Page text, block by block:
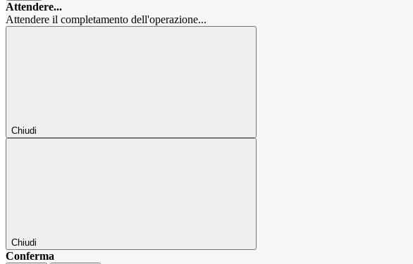
Attendere...
Attendere il completamento dell'operazione...
Chiudi
Chiudi
Conferma